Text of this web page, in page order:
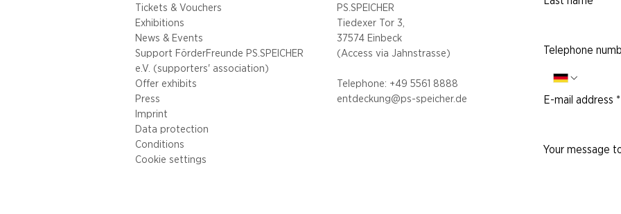
Tickets & Vouchers
Exhibitions
News & Events
Support FörderFreunde PS.SPEICHER
e.V. (supporters' association)
Offer exhibits
Press
Imprint
Data protection
Conditions
Cookie settings
PS.SPEICHER
Tiedexer Tor 3,
37574 Einbeck
(Access via Jahnstrasse)
Telephone: +49 5561 8888
entdeckung@ps-speicher.de
Telephone
E-mail address *
Your message